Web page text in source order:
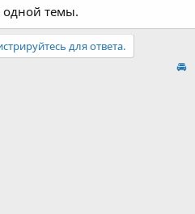
одной темы.
для ответа.
🚘